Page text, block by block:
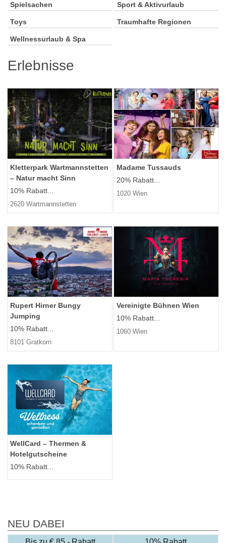
Spielsachen Sport & Aktivurlaub
Toys Traumhafte Regionen
Wellnessurlaub & Spa
Erlebnisse
Kletterpark Wartmannstetten
– Natur macht Sinn
10% Rabatt...
2620 Wartmannstetten
Madame Tussauds
20% Rabatt...
1020 Wien
Rupert Hirner Bungy
Jumping
10% Rabatt...
8101 Gratkorn
Vereinigte Bühnen Wien
10% Rabatt...
1060 Wien
WellCard – Thermen &
Hotelgutscheine
10% Rabatt...
NEU DABEI